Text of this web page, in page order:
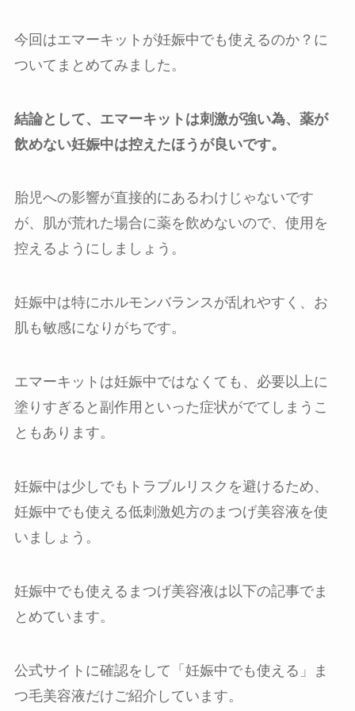
今回はエマーキットが妊娠中でも使えるのか？に
ついてまとめてみました。
結論として、エマーキットは刺激が強い為、薬が
飲めない妊娠中は控えたほうが良いです。
胎児への影響が直接的にあるわけじゃないです
が、肌が荒れた場合に薬を飲めないので、使用を
控えるようにしましょう。
妊娠中は特にホルモンバランスが乱れやすく、お
肌も敏感になりがちです。
エマーキットは妊娠中ではなくても、必要以上に
塗りすぎると副作用といった症状がでてしまうこ
ともあります。
妊娠中は少しでもトラブルリスクを避けるため、
妊娠中でも使える低刺激処方のまつげ美容液を使
いましょう。
妊娠中でも使えるまつげ美容液は以下の記事でま
とめています。
公式サイトに確認をして「妊娠中でも使える」ま
つ毛美容液だけご紹介しています。